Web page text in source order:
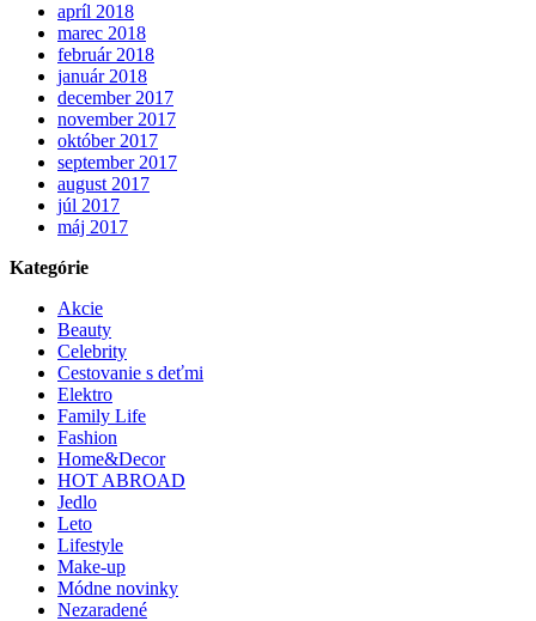
apríl 2018
marec 2018
február 2018
január 2018
december 2017
november 2017
október 2017
september 2017
august 2017
júl 2017
máj 2017
Kategórie
Akcie
Beauty
Celebrity
Cestovanie s deťmi
Elektro
Family Life
Fashion
Home&Decor
HOT ABROAD
Jedlo
Leto
Lifestyle
Make-up
Módne novinky
Nezaradené